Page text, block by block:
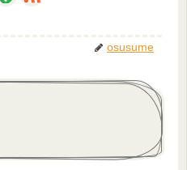
osusume